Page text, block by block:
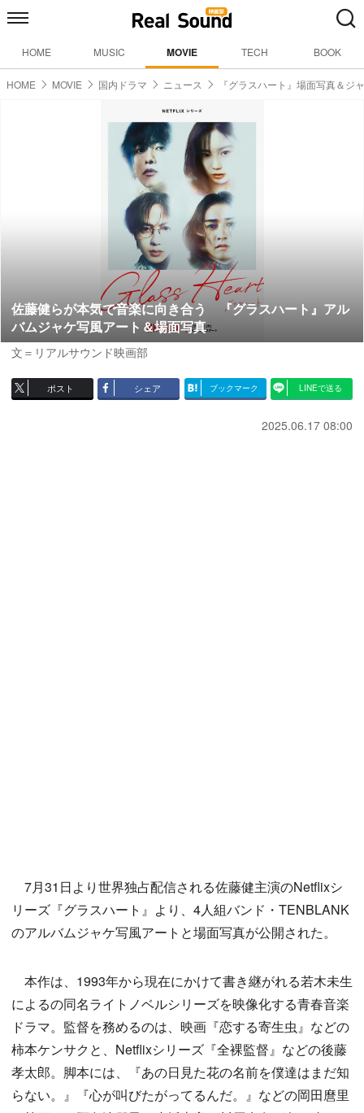
HOME MUSIC MOVIE TECH BOOK
HOME MOVIE 国内ドラマ ニュース 『グラスハート』場面写真＆ジ
佐藤健らが本気で音楽に向き合う 『グラスハート』アル
バムジャケ写風アート＆場面写真
文＝リアルサウンド映画部
ポスト シェア ブックマーク LINEで送る
2025.06.17 08:00
7月31日より世界独占配信される佐藤健主演のNetflixシ
リーズ『グラスハート』より、4人組バンド・TENBLANK
のアルバムジャケ写風アートと場面写真が公開された。
本作は、1993年から現在にかけて書き継がれる若木未生
によるの同名ライトノベルシリーズを映像化する青春音楽
ドラマ。監督を務めるのは、映画『恋する寄生虫』などの
柿本ケンサクと、Netflixシリーズ『全裸監督』などの後藤
孝太郎。脚本には、『あの日見た花の名前を僕達はまだ知
らない。』『心が叫びたがってるんだ。』などの岡田麿里